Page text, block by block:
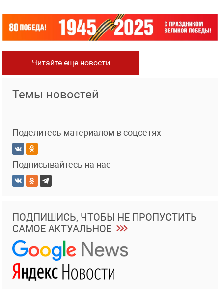
Читайте еще новости
Темы новостей
Поделитесь материалом в соцсетях
Подписывайтесь на нас
ПОДПИШИСЬ, ЧТОБЫ НЕ ПРОПУСТИТЬ
САМОЕ АКТУАЛЬНОЕ